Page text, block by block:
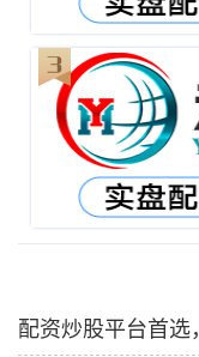
配资炒股平台首